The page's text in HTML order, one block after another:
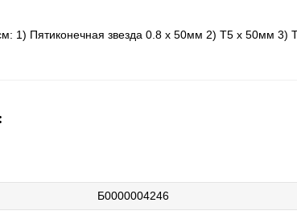
1) Пятиконечная звезда 0.8 x 50мм 2) T5 x 50мм
Б0000004246